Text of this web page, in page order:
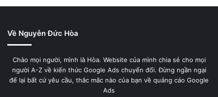
Về Nguyễn Đức Hòa
Chào mọi người, mình là Hòa. Website của mình chia sẻ cho mọi
người A-Z về kiến thức Google Ads chuyển đổi. Đừng ngần ngại
để lại bất cứ yêu cầu, thắc mắc nào của bạn về quảng cáo Google
Ads